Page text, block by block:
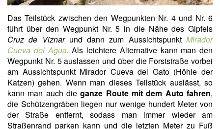
Das Teilstück zwischen den Wegpunkten Nr. 4 und Nr. 6
führt über den Wegpunkt Nr. 5 in die Nähe des Gipfels
Cruz de Viznarund dann zum AussichtspunktMirador
Cueva del Agua. Als leichtere Alternative kann man den
Wegpunkt Nr. 5 auslassen und über die Forststraße vorbei
am Aussichtspunkt Mirador Cueva del Gato (Höhle der
Katzen) gehen. Wenn man dieses Teilstück auslässt, so
kann man auch dieganze Route mit dem Auto fahren,
die Schützengräben liegen nur wenige hundert Meter von
der Straße entfernt, sodass man immer wieder am
Straßenrand parken kann und die letzten Meter zu Fuß